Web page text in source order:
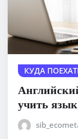
КУДА
учить